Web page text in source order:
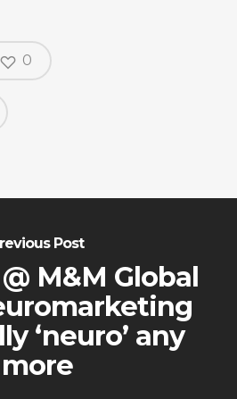
0
Post
M&M Global
‘neuro’ any
more